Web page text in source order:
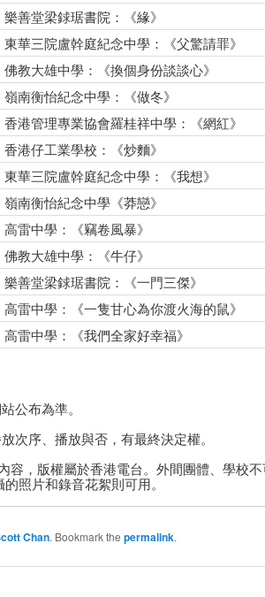
樂善堂梁銶琚書院：《緣》
東華三院盧幹庭紀念中學：《父驚請罪》
佛教大雄中學：《換個身份談談心》
嶺南衡怡紀念中學：《做冬》
香港管理專業協會羅桂祥中學：《網紅》
香港仔工業學校：《炒麵》
東華三院盧幹庭紀念中學：《我想》
嶺南衡怡紀念中學《莽戀》
高雷中學：《竊卷風暴》
佛教大雄中學：《牛仔》
樂善堂梁銶琚書院：《一門三傑》
高雷中學：《一隻甘心為你渡火海的鼠》
高雷中學：《我們全家好幸福》
公布為準。
次序、播放與否，有最終決定權。
容，版權屬於香港電台。外間團體、學校
攝的照片和錄音花絮則可用。
Chan. Bookmark thepermalink.